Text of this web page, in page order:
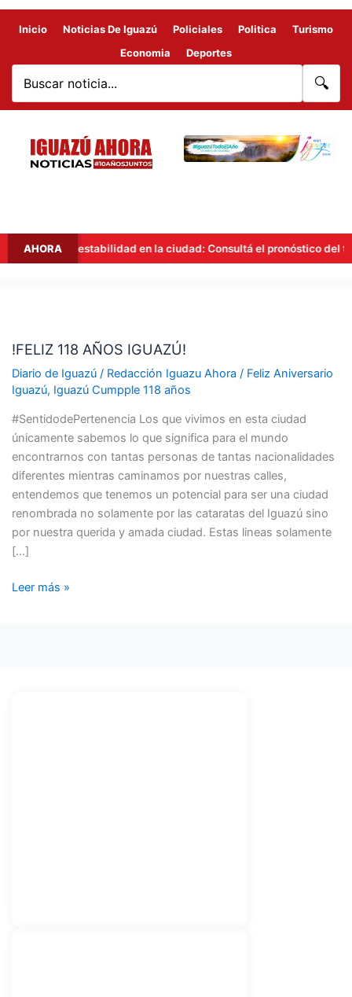
Inicio Noticias De Iguazú Policiales Politica
Turismo
Economia
Deportes
🔍
AHORAInestabilidad en la ciudad: Consultá el pronóstico del
!FELIZ 118 AÑOS IGUAZÚ!
Diario de Iguazú/ Redacción Iguazu Ahora / Feliz Aniversario
Iguazú, Iguazú Cumpple 118 años
#SentidodePertenencia Los que vivimos en esta ciudad
únicamente sabemos lo que significa para el mundo
encontrarnos con tantas personas de tantas nacionalidades
diferentes mientras caminamos por nuestras calles,
entendemos que tenemos un potencial para ser una ciudad
renombrada no solamente por las cataratas del Iguazú sino
por nuestra querida y amada ciudad. Estas lineas solamente
[…]
AÑOS
IGUAZÚ!
Leer más »